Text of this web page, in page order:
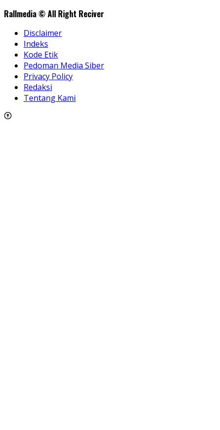
Rallmedia © All Right Reciver
Disclaimer
Indeks
Kode Etik
Pedoman Media Siber
Privacy Policy
Redaksi
Tentang Kami